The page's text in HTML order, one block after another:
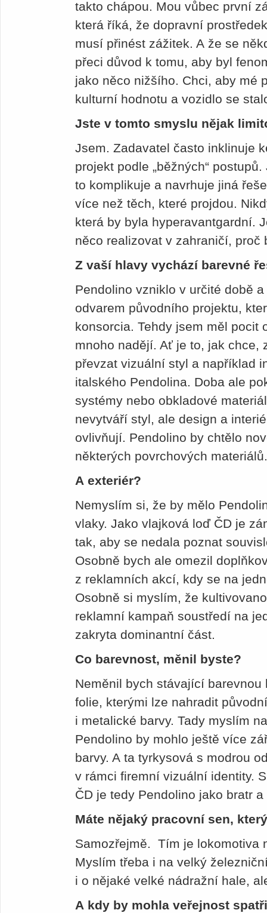
takto chápou. Mou vůbec první
která říká, že dopravní
musí přinést zážitek. A že se
přeci důvod k tomu, aby byl
jako něco nižšího. Chci, aby mé
kulturní hodnotu a vozidlo se
Jste v tomto smyslu nějak
Jsem. Zadavatel často inklinuje
projekt podle „běžných“
to komplikuje a navrhuje jiná
více než těch, které projdou.
která by byla hyperavantgardní.
něco realizovat v zahraničí, proč
Z vaší hlavy vychází barevné
Pendolino vzniklo v určité době
odvarem původního projektu,
konsorcia. Tehdy jsem měl pocit
mnoho nadějí. Ať je to, jak chce,
převzat vizuální styl a například
italského Pendolina. Doba ale
systémy nebo obkladové
nevytváří styl, ale design a
ovlivňují. Pendolino by chtělo
některých povrchových materiálů.
A exteriér?
Nemyslím si, že by mělo
vlaky. Jako vlajková loď ČD je
tak, aby se nedala poznat
Osobně bych ale omezil
z reklamních akcí, kdy se na
Osobně si myslím, že
reklamní kampaň soustředí na
zakryta dominantní část.
Co barevnost, měnil byste?
Neměnil bych stávající
folie, kterými lze nahradit
i metalické barvy. Tady myslím
Pendolino by mohlo ještě více
barvy. A ta tyrkysová s modrou
v rámci firemní vizuální identity.
ČD je tedy Pendolino jako bratr a
Máte nějaký pracovní sen,
Samozřejmě. Tím je lokomotiva
Myslím třeba i na velký
i o nějaké velké nádražní hale,
A kdy by mohla veřejnost